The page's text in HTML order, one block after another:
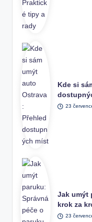
Kde si
23
Jak umýt
krok za
23